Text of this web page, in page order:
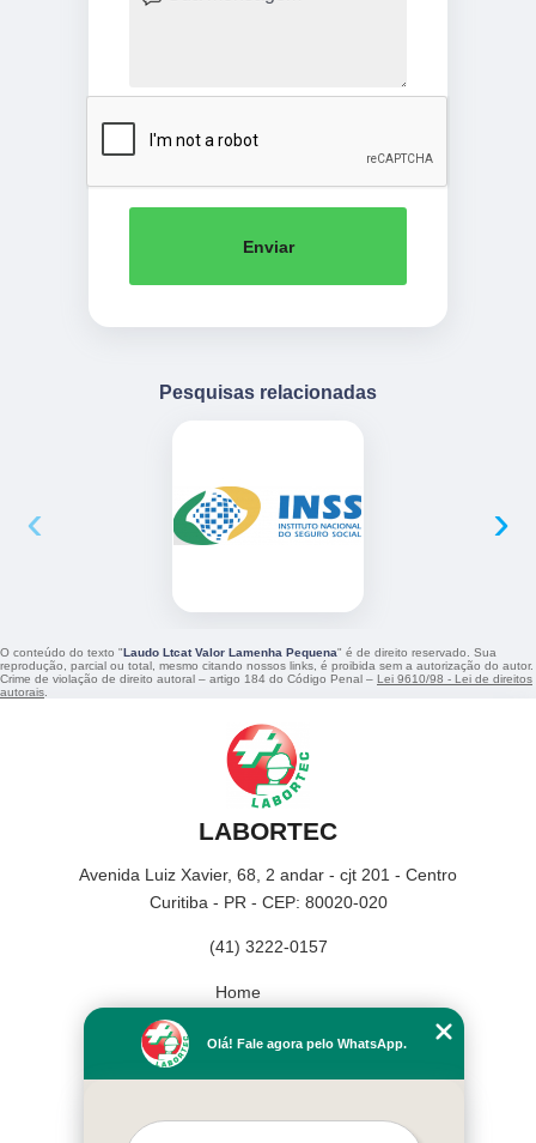
Enviar
Pesquisas relacionadas
‹ ›
O conteúdo do texto "Laudo Ltcat Valor Lamenha Pequena" é de direito reservado. Sua
reprodução, parcial ou total, mesmo citando nossos links, é proibida sem a autorização do autor.
Crime de violação de direito autoral – artigo 184 do Código Penal – Lei 9610/98 - Lei de direitos
autorais.
LABORTEC
Avenida Luiz Xavier, 68, 2 andar - cjt 201 - Centro
Curitiba - PR - CEP: 80020-020
(41) 3222-0157
Home
Missão
Olá! Fale agora pelo WhatsApp.